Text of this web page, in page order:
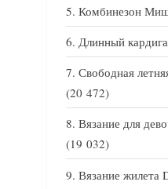
Комбинезон
Длинный
Свободная
(20 472)
Вязание для
(19 032)
Вязание жилета